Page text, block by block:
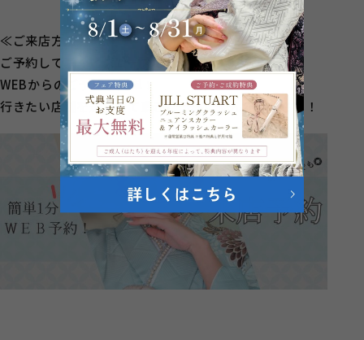
≪ご来店方法≫
ご予約して頂くとスムーズにご案内が出来ます！
WEBからのご予約が簡単！
行きたい店舗を選択して頂きご予約に進んでください！